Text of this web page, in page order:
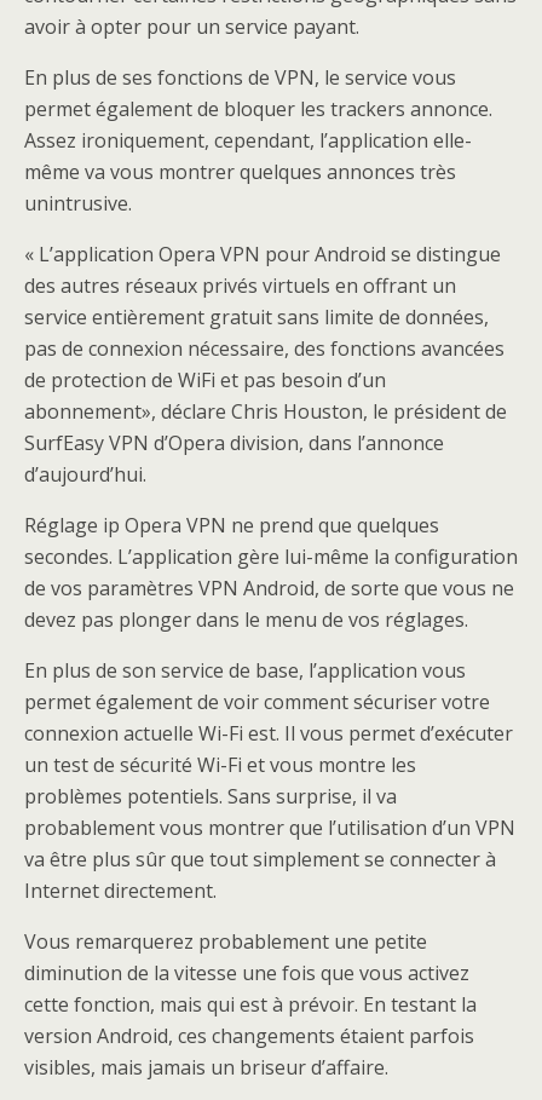
avoir à opter pour un service payant.
En plus de ses fonctions de VPN, le service vous
permet également de bloquer les trackers annonce.
Assez ironiquement, cependant, l’application elle-
même va vous montrer quelques annonces très
unintrusive.
« L’application Opera VPN pour Android se distingue
des autres réseaux privés virtuels en offrant un
service entièrement gratuit sans limite de données,
pas de connexion nécessaire, des fonctions avancées
de protection de WiFi et pas besoin d’un
abonnement», déclare Chris Houston, le président de
SurfEasy VPN d’Opera division, dans l’annonce
d’aujourd’hui.
Réglage ip Opera VPN ne prend que quelques
secondes. L’application gère lui-même la configuration
de vos paramètres VPN Android, de sorte que vous ne
devez pas plonger dans le menu de vos réglages.
En plus de son service de base, l’application vous
permet également de voir comment sécuriser votre
connexion actuelle Wi-Fi est. Il vous permet d’exécuter
un test de sécurité Wi-Fi et vous montre les
problèmes potentiels. Sans surprise, il va
probablement vous montrer que l’utilisation d’un VPN
va être plus sûr que tout simplement se connecter à
Internet directement.
Vous remarquerez probablement une petite
diminution de la vitesse une fois que vous activez
cette fonction, mais qui est à prévoir. En testant la
version Android, ces changements étaient parfois
visibles, mais jamais un briseur d’affaire.